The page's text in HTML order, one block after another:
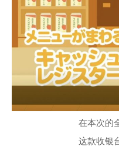
在本次的
这款收银